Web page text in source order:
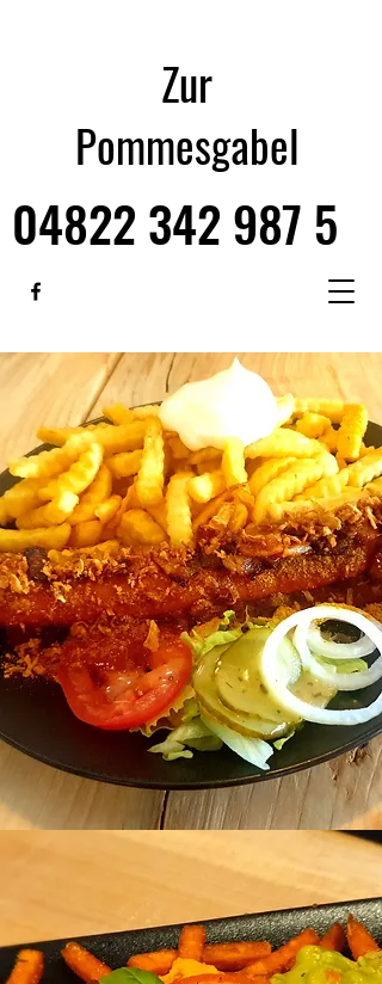
Zur
Pommesgabel
04822 342 987 5